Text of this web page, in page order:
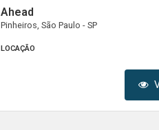
Ahead
Pinheiros, São Paulo - SP
LOCAÇÃO